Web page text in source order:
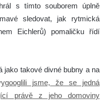
s tímto souborem úplně
sledovat, jak rytmická
Eichlerů) pomaličku řídí
jako takové divné bubny a na
jsme, že se jedná
právě z jeho domoviny